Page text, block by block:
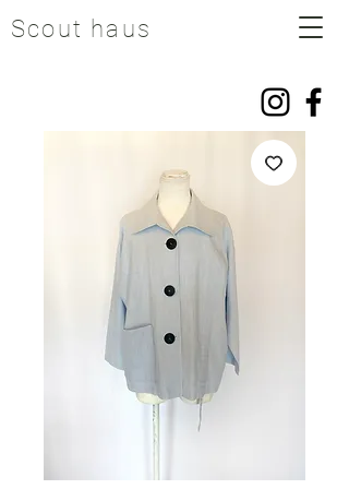
Scout haus